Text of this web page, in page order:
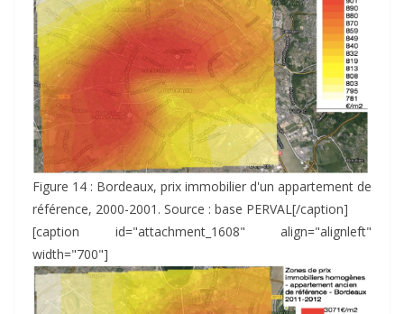
Figure 14 : Bordeaux, prix immobilier d'un appartement de
référence, 2000-2001. Source : base PERVAL[/caption]
[caption id="attachment_1608" align="alignleft"
width="700"]